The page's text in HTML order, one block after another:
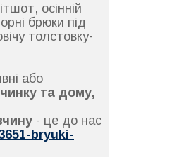
осінній
брюки під
толстовку-
або
та дому,
- це до нас
bryuki-